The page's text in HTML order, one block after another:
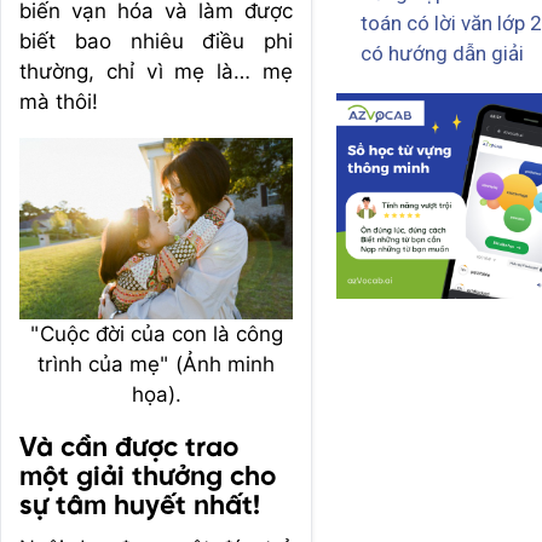
biến vạn hóa và làm được
biết bao nhiêu điều phi
thường, chỉ vì mẹ là… mẹ
mà thôi!
"Cuộc đời của con là công
trình của mẹ" (Ảnh minh
họa).
Và cần được trao
một giải thưởng cho
sự tâm huyết nhất!
toán có lời văn lớp 2
có hướng dẫn giải